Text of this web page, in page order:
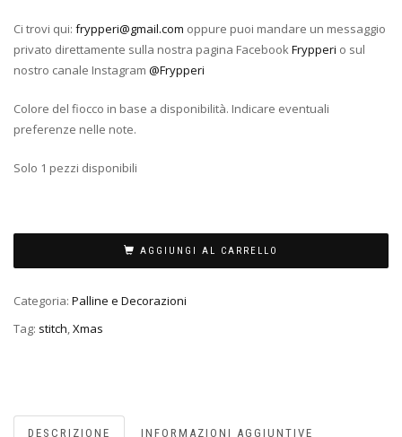
Ci trovi qui: frypperi@gmail.com oppure puoi mandare un messaggio
privato direttamente sulla nostra pagina FacebookFrypperi o sul
nostro canale Instagram @Frypperi
Colore del fiocco in base a disponibilità. Indicare eventuali
preferenze nelle note.
Solo 1 pezzi disponibili
AGGIUNGI AL CARRELLO
Categoria: Palline e Decorazioni
Tag: stitch,Xmas
DESCRIZIONE INFORMAZIONI AGGIUNTIVE